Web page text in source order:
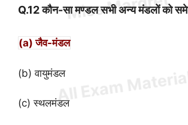
Q.12 कौन-सा मण्डल सभी अन्य मंडलों को
(a) जैव-मंडल
(b) वायुमंडल
(c) स्थलमंडल